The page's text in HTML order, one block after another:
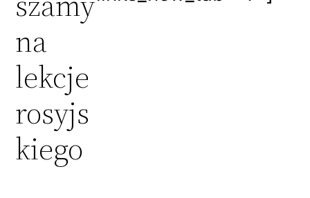
na
lekcje
rosyjs
kiego